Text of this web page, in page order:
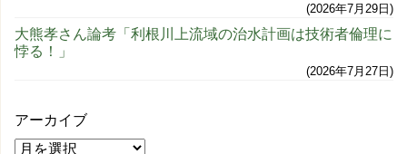
2026年7月29日
大熊孝さん論考「利根川上流域の治水計画は技術者倫理に
悖る！」
2026年7月27日
アーカイブ